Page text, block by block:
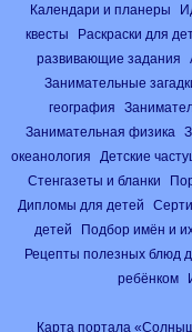
Календари и планеры
квесты
Раскраски для
развивающие задания
Занимательные
география
Занимательная физика
океанология
Детские
Стенгазеты и бланки
Дипломы для детей
детей
Подбор имён и
Рецепты полезных блюд
ребёнком
Карта портала